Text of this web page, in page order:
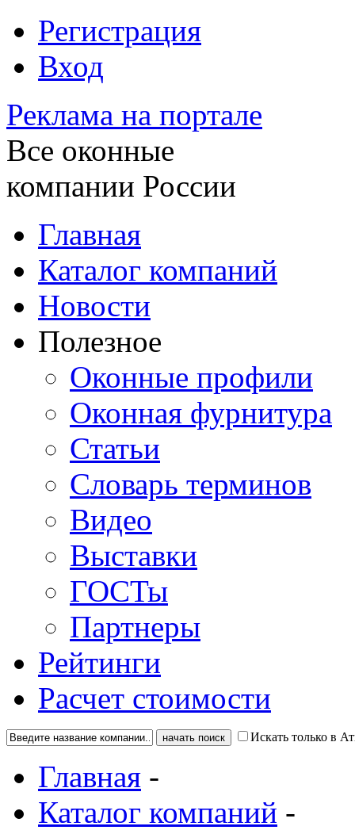
Регистрация
Вход
Реклама на портале
Все оконные
компании России
Главная
Каталог компаний
Новости
Полезное
Оконные профили
Оконная фурнитура
Статьи
Словарь терминов
Видео
Выставки
ГОСТы
Партнеры
Рейтинги
Расчет стоимости
Искать только в
Главная -
Каталог компаний -